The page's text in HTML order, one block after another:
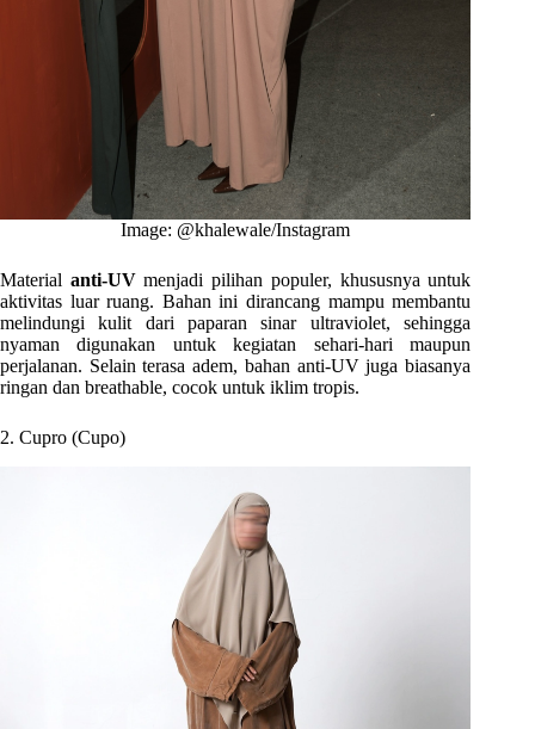
Image: @khalewale/Instagram
Material anti-UVmenjadi pilihan populer, khususnya untuk
aktivitas luar ruang. Bahan ini dirancang mampu membantu
melindungi kulit dari paparan sinar ultraviolet, sehingga
nyaman digunakan untuk kegiatan sehari-hari maupun
perjalanan. Selain terasa adem, bahan anti-UV juga biasanya
ringan dan breathable, cocok untuk iklim tropis.
2. Cupro (Cupo)